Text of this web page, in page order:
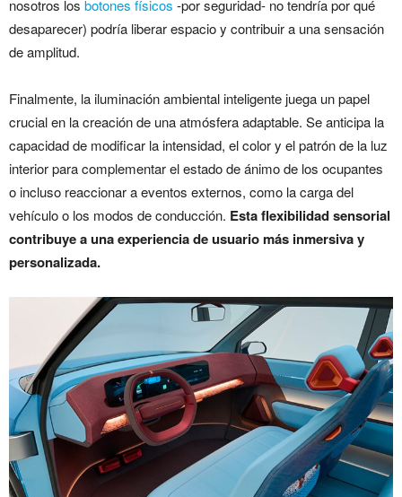
nosotros los botones físicos -por seguridad- no tendría por qué
desaparecer) podría liberar espacio y contribuir a una sensación
de amplitud.
Finalmente, la iluminación ambiental inteligente juega un papel
crucial en la creación de una atmósfera adaptable. Se anticipa la
capacidad de modificar la intensidad, el color y el patrón de la luz
interior para complementar el estado de ánimo de los ocupantes
o incluso reaccionar a eventos externos, como la carga del
vehículo o los modos de conducción. Esta flexibilidad sensorial
contribuye a una experiencia de usuario más inmersiva y
personalizada.